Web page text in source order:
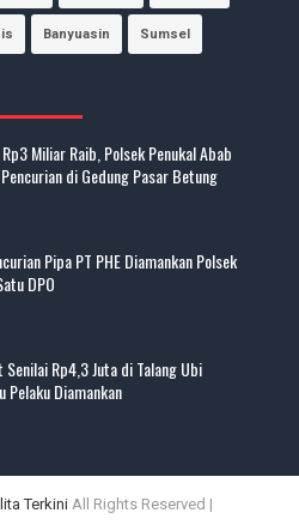
Banyuasin Sumsel
Miliar Raib, Polsek Penukal Abab
di Gedung Pasar Betung
Pipa PT PHE Diamankan Polsek
DPO
Senilai Rp4,3 Juta di Talang Ubi
Pelaku Diamankan
Terkini All Rights Reserved |